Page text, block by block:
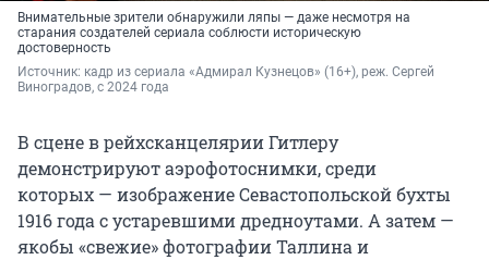
Внимательные зрители обнаружили ляпы — даже несмотря на
старания создателей сериала соблюсти историческую
достоверность
Источник: кадр из сериала «Адмирал Кузнецов» (16+), реж. Сергей
Виноградов, с 2024 года
В сцене в рейхсканцелярии Гитлеру
демонстрируют аэрофотоснимки, среди
которых — изображение Севастопольской бухты
1916 года с устаревшими дредноутами. А затем —
якобы «свежие» фотографии Таллина и